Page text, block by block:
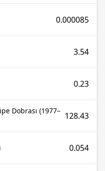
0.000085
3.54
0.23
Dobrası (1977– 128.43
0.054